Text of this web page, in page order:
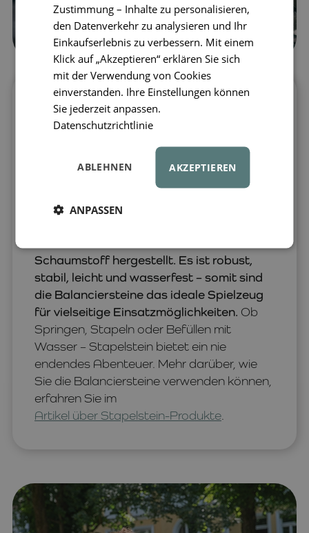
Bringen Sie alltägliche Aktivitäten und
Spiele mit den Balanciersteinen von
moderne Form und die große Farbauswahl
bieten eine stilvolle und praktische
Möglichkeit, das Kinderzimmer oder das
ganze Zuhause aufzufrischen.
Schaumstoff hergestellt. Es ist robust,
stabil, leicht und wasserfest – somit sind
die Balanciersteine das ideale Spielzeug
für vielseitige Einsatzmöglichkeiten. Ob
Springen, Stapeln oder Befüllen mit
Wasser – Stapelstein bietet ein nie
endendes Abenteuer. Mehr darüber, wie
Sie die Balanciersteine verwenden können,
erfahren Sie im
Artikel über Stapelstein-Produkte
Zustimmung – Inhalte zu personalisieren,
den Datenverkehr zu analysieren und Ihr
Einkaufserlebnis zu verbessern. Mit einem
Klick auf „Akzeptieren“ erklären Sie sich
mit der Verwendung von Cookies
einverstanden. Ihre Einstellungen können
Sie jederzeit anpassen.
Datenschutzrichtlinie
AKZEPTIEREN
ABLEHNEN
ANPASSEN